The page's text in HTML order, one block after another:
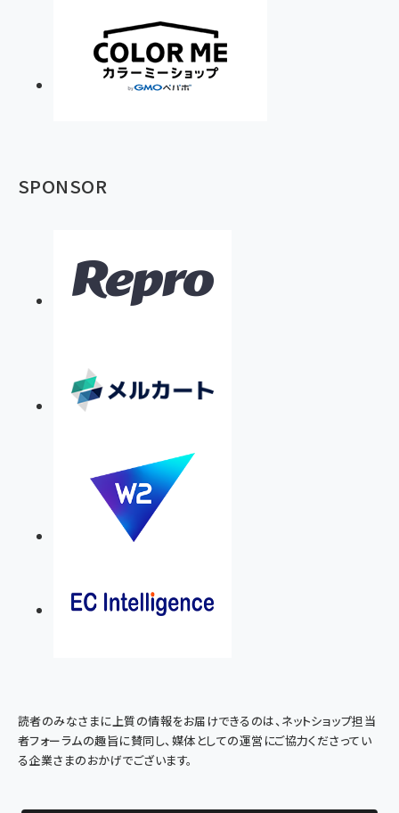
SPONSOR
読者のみなさまに上質の情報をお届けできるのは、ネットショップ担当
者フォーラムの趣旨に賛同し、媒体としての運営にご協力くださってい
る企業さまのおかげでございます。